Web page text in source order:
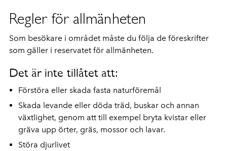
Regler för allmänheten
Som besökare i området måste du följa de föreskrifter
som gäller i reservatet för allmänheten.
Det är inte tillåtet att:
Förstöra eller skada fasta naturföremål
Skada levande eller döda träd, buskar och annan
växtlighet, genom att till exempel bryta kvistar eller
gräva upp örter, gräs, mossor och lavar.
Störa djurlivet